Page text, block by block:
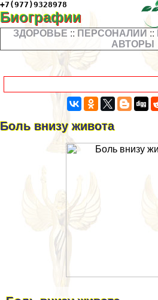
+7(977)9328978
Биографии
ЗДОРОВЬЕ :: ПЕРСОНАЛИИ ::
АВТОРЫ
Боль внизу живота